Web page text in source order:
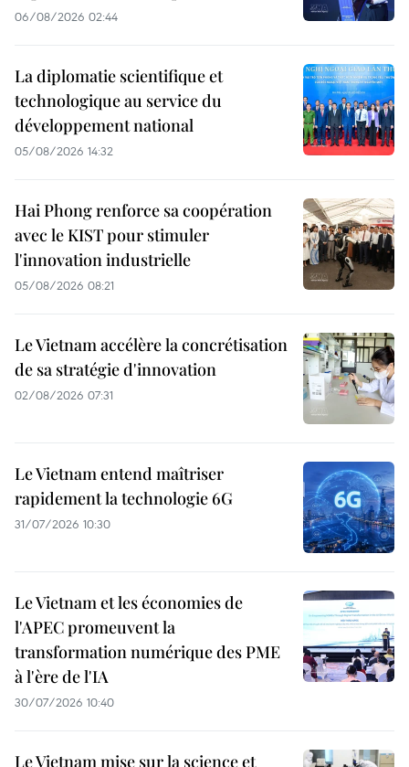
06/08/2026 02:44
La diplomatie scientifique et
technologique au service du
développement national
05/08/2026 14:32
Hai Phong renforce sa coopération
avec le KIST pour stimuler
l'innovation industrielle
05/08/2026 08:21
Le Vietnam accélère la concrétisation
de sa stratégie d'innovation
02/08/2026 07:31
Le Vietnam entend maîtriser
rapidement la technologie 6G
31/07/2026 10:30
Le Vietnam et les économies de
l'APEC promeuvent la
transformation numérique des PME
à l'ère de l'IA
30/07/2026 10:40
Le Vietnam mise sur la science et